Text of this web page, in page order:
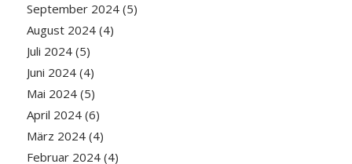
September 2024(5)
August 2024(4)
Juli 2024(5)
Juni 2024(4)
Mai 2024(5)
April 2024(6)
März 2024(4)
Februar 2024(4)